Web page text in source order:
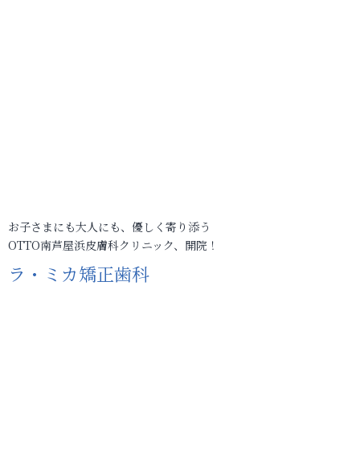
お子さまにも大人にも、優しく寄り添う
OTTO南芦屋浜皮膚科クリニック、開院！
ラ・ミカ矯正歯科